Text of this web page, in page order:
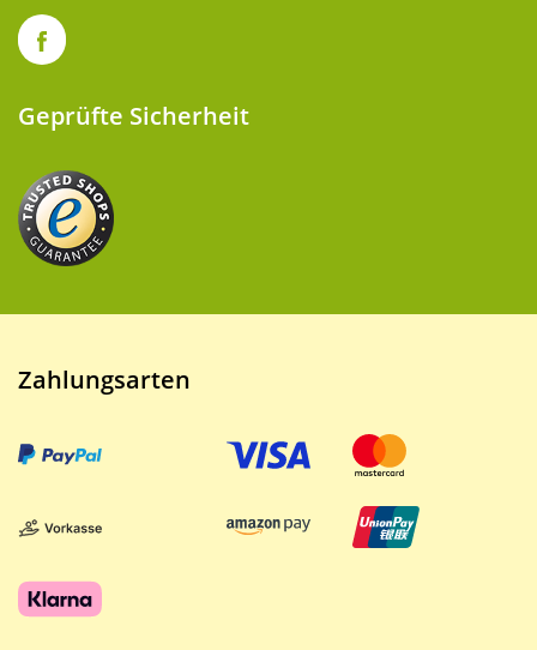
Geprüfte Sicherheit
Zahlungsarten